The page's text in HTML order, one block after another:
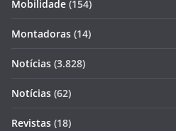
Mobilidade (154)
Montadoras (14)
Notícias (3.828)
Notícias (62)
Revistas (18)